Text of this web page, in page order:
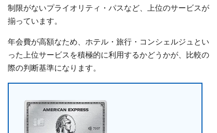
制限がないプライオリティ・パスなど、上位のサービスが
揃っています。
年会費が高額なため、ホテル・旅行・コンシェルジュとい
った上位サービスを積極的に利用するかどうかが、比較の
際の判断基準になります。